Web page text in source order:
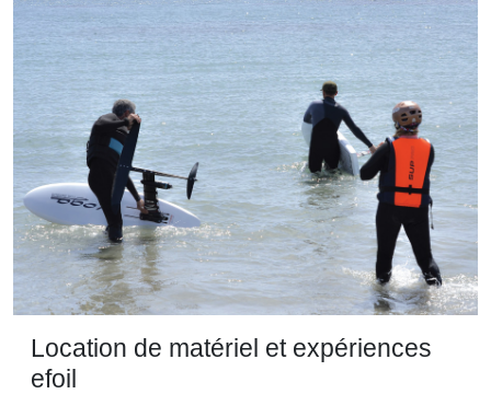
Location de matériel et expériences
efoil